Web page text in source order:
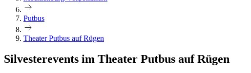
Putbus
Theater Putbus auf Rügen
Silvesterevents im Theater Putbus auf Rügen